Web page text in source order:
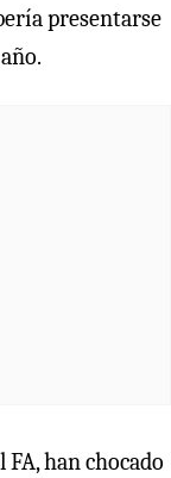
presentarse
han chocado